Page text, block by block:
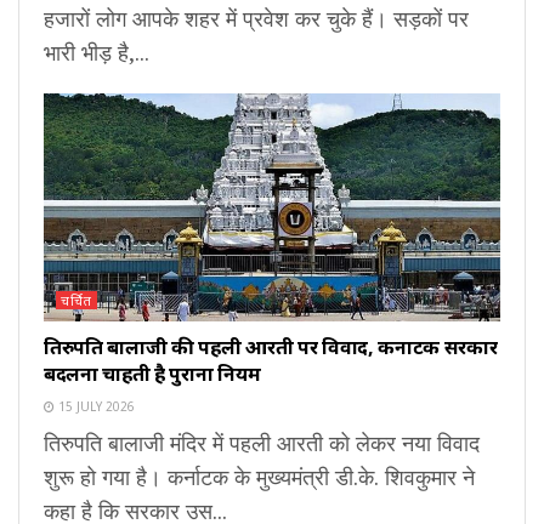
हजारों लोग आपके शहर में प्रवेश कर चुके हैं। सड़कों पर
भारी भीड़ है,...
चर्चित
तिरुपति बालाजी की पहली आरती पर विवाद, कर्नाटक सरकार
बदलना चाहती है पुराना नियम
15 JULY 2026
तिरुपति बालाजी मंदिर में पहली आरती को लेकर नया विवाद
शुरू हो गया है। कर्नाटक के मुख्यमंत्री डी.के. शिवकुमार ने
कहा है कि सरकार उस...